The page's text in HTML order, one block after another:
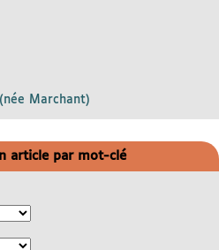
Marchant)
article par mot-clé